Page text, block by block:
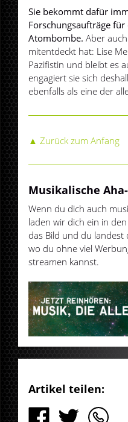
Sie bekommt dafür
Forschungsaufträge
Atombombe. Aber
mitentdeckt hat: Lise
Pazifistin und bleibt es
engagiert sie sich
ebenfalls als eine der
▲ Zurück zum Anfang
Musikalische
Wenn du dich auch
laden wir dich ein in
das Bild und du landest
wo du ohne viel
streamen kannst.
Artikel teilen: